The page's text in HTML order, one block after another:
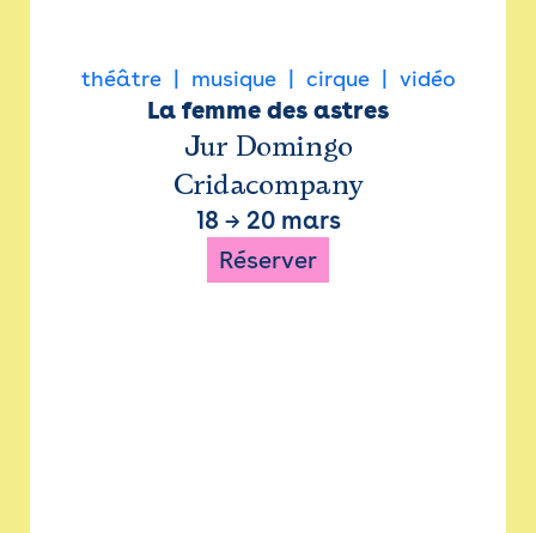
théâtre musique cirque vidéo
La femme des astres
Jur Domingo
Cridacompany
18 → 20 mars
Réserver